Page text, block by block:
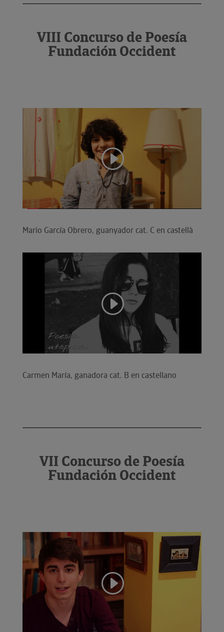
VIII Concurso de Poesía
Fundación Occident
Mario García Obrero, guanyador cat. C en castellà
Carmen María, ganadora cat. B en castellano
VII Concurso de Poesía
Fundación Occident